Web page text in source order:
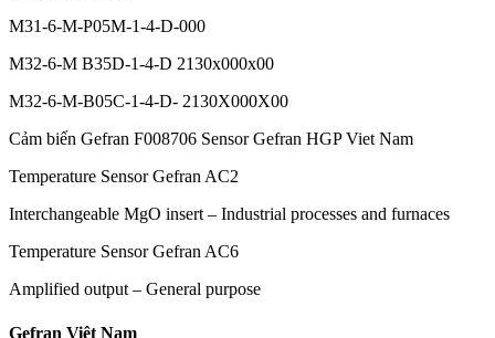
M31-6-M-P05M-1-4-D-000
M32-6-M B35D-1-4-D 2130x000x00
M32-6-M-B05C-1-4-D- 2130X000X00
Cảm biến Gefran F008706 Sensor Gefran HGP Viet Nam
Temperature Sensor Gefran AC2
Interchangeable MgO insert – Industrial processes and furnaces
Temperature Sensor Gefran AC6
Amplified output – General purpose
Gefran Việt Nam